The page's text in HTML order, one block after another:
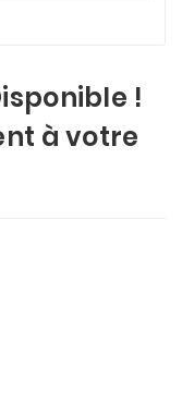
!
à votre